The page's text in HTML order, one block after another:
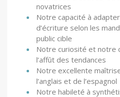
novatrices
Notre capacité à
d’écriture selon les
public cible
Notre curiosité et notre
l’affût des tendances
Notre excellente
l’anglais et de l’espagnol
Notre habileté à